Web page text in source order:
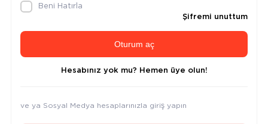
Beni Hatırla
Şifremi unuttum
Oturum aç
Hesabınız yok mu? Hemen üye olun!
ve ya Sosyal Medya hesaplarınızla giriş yapın